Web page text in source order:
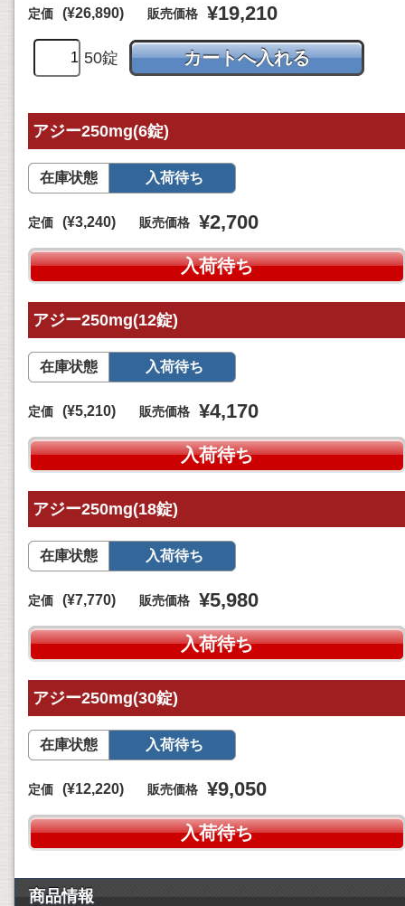
定価 (¥26,890) 販売価格 ¥19,210
50錠
アジー250mg(6錠)
在庫状態 入荷待ち
定価 (¥3,240) 販売価格 ¥2,700
入荷待ち
アジー250mg(12錠)
在庫状態 入荷待ち
定価 (¥5,210) 販売価格 ¥4,170
入荷待ち
アジー250mg(18錠)
在庫状態 入荷待ち
定価 (¥7,770) 販売価格 ¥5,980
入荷待ち
アジー250mg(30錠)
在庫状態 入荷待ち
定価 (¥12,220) 販売価格 ¥9,050
入荷待ち
商品情報